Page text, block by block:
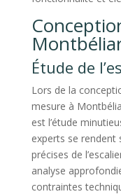
Étude de
Lors de la
mesure à
est l’étude
experts se rendent
précises de
analyse
contraintes